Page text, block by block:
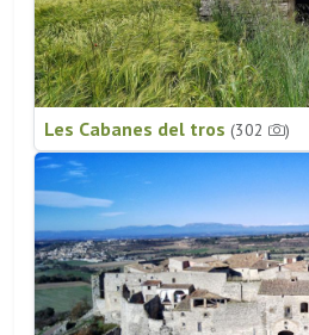
Les Cabanes del tros (302 )